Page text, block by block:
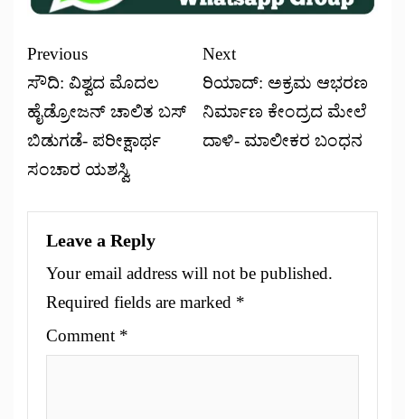
Previous
ಸೌದಿ: ವಿಶ್ವದ ಮೊದಲ
ಹೈಡ್ರೋಜನ್ ಚಾಲಿತ ಬಸ್
ಬಿಡುಗಡೆ- ಪರೀಕ್ಷಾರ್ಥ
ಸಂಚಾರ ಯಶಸ್ವಿ
Next
ರಿಯಾದ್‌: ಅಕ್ರಮ ಆಭರಣ
ನಿರ್ಮಾಣ ಕೇಂದ್ರದ ಮೇಲೆ
ದಾಳಿ- ಮಾಲೀಕರ ಬಂಧನ
Leave a Reply
Your email address will not be published.
Required fields are marked *
Comment *